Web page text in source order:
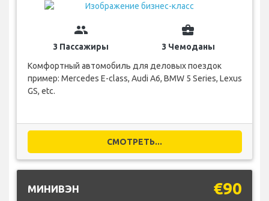
group
3 Пассажиры
business_center
3 Чемоданы
Комфортный автомобиль для деловых поездок
пример: Mercedes E-class, Audi A6, BMW 5 Series, Lexus
GS, etc.
СМОТРЕТЬ...
МИНИВЭН €90